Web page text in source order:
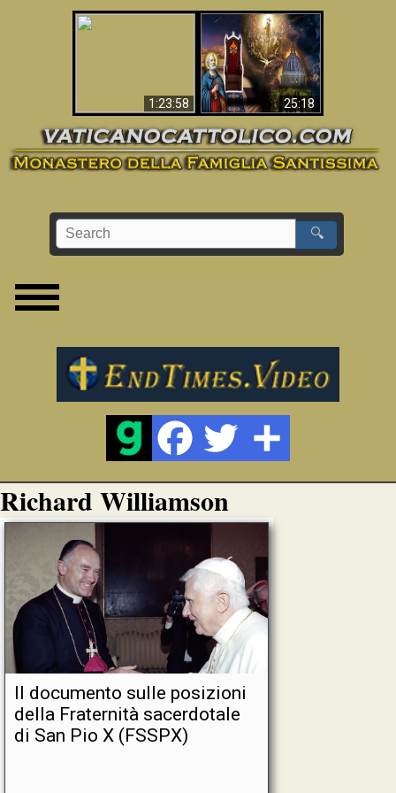
1:23:58 25:18
La Bibbia ha previsto
70 anni senza Papa?
🔍
Richard Williamson
Il documento sulle posizioni
della Fraternità sacerdotale
di San Pio X (FSSPX)